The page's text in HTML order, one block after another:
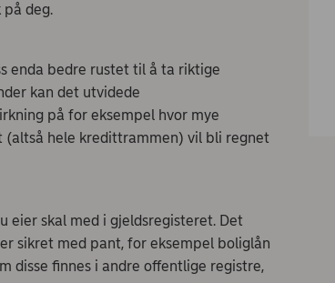
deg.
enda bedre rustet til å ta riktige
kan det utvidede
på for eksempel hvor mye
hele kredittrammen) vil bli regnet
eier skal med i gjeldsregisteret. Det
sikret med pant, for eksempel boliglån
disse finnes i andre offentlige registre,